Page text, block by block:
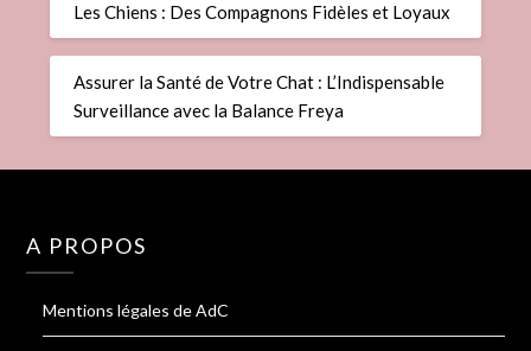
Les Chiens : Des Compagnons Fidèles et Loyaux
Assurer la Santé de Votre Chat : L’Indispensable
Surveillance avec la Balance Freya
A PROPOS
Mentions légales de AdC